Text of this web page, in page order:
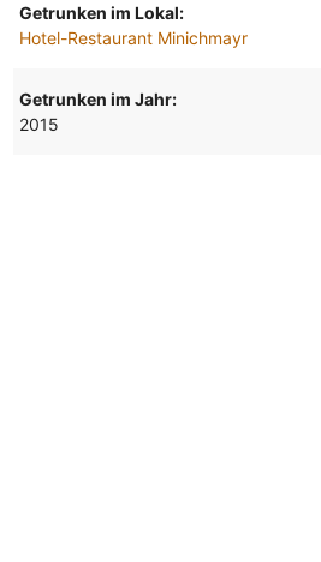
Getrunken im Lokal:
Hotel-Restaurant Minichmayr
Getrunken im Jahr:
2015